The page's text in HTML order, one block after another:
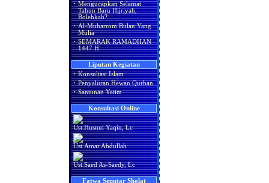
· Mengucapkan Selamat
Tahun Baru Hijriyah,
Bolehkah?
· Al-Muharrom Bulan Yang
Mulia
· SEMARAK RAMADHAN
1447 H
Liputan Kegiatan
· Konsultasi Islam
· Penyaluran Hewan Qurban
· Santunan Yatim
Konsultasi Online
Ust.Husnul Yaqin, Lc
Ust.Amar Abdullah
Ust.Saed As-Saedy, Lc
Fatwa Seputar Sholat